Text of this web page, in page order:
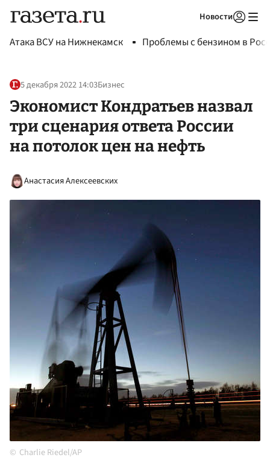
Новости
Атака ВСУ на Нижнекамск Проблемы с бензином в
5 декабря 2022 14:03Бизнес
Экономист Кондратьев назвал
три сценария ответа России
на потолок цен на нефть
Анастасия Алексеевских
Charlie Riedel/AP